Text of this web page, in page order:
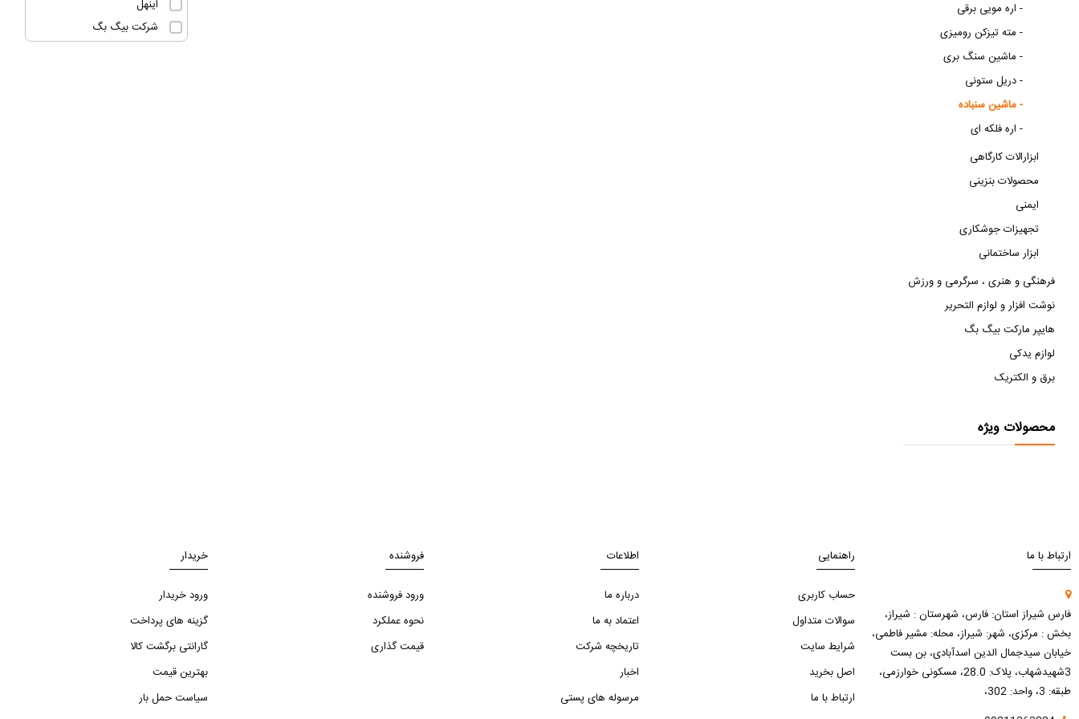
اینهل
شرکت بیگ بگ
اره مویی برقی -
مته تیزکن رومیزی -
ماشین سنگ بری -
دریل ستونی -
ماشین سنباده -
اره فلکه ای -
ابزارالات کارگاهی
محصولات بنزینی
ایمنی
تجهیزات جوشکاری
ابزار ساختمانی
فرهنگی و هنری ، سرگرمی و ورزش
نوشت افزار و لوازم التحریر
هایپر مارکت بیگ بگ
لوازم یدکی
برق و الکتریک
محصولات ویژه
ارتباط با ما
فارس شیراز استان: فارس، شهرستان : شیراز،
بخش : مرکزی، شهر: شیراز، محله: مشیر فاطمی،
خیابان سیدجمال الدین اسدآبادی، بن بست
3شهیدشهاب، پلاک: 28.0، مسکونی خوارزمی،
طبقه: 3، واحد: 302،
راهنمایی
حساب کاربری
سوالات متداول
شرایط سایت
اصل بخرید
ارتباط با ما
اطلاعات
درباره ما
اعتماد به ما
تاریخچه شرکت
اخبار
مرسوله های پستی
فروشنده
ورود فروشنده
نحوه عملکرد
قیمت گذاری
خریدار
ورود خریدار
گزینه های پرداخت
گارانتی برگشت کالا
بهترین قیمت
سیاست حمل بار